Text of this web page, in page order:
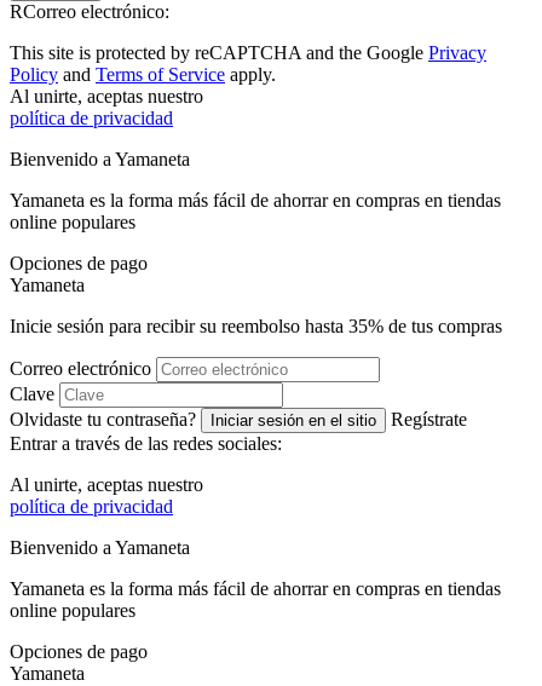
RCorreo electrónico:
This site is protected by reCAPTCHA and the Google Privacy
Policy and Terms of Service apply.
Al unirte, aceptas nuestro
política de privacidad
Bienvenido a Yamaneta
Yamaneta es la forma más fácil de ahorrar en compras en tiendas
online populares
Opciones de pago
Yamaneta
Inicie sesión para recibir su reembolso hasta 35% de tus compras
Correo electrónico
Clave
Olvidaste tu contraseña?
Iniciar sesión en el sitio
Regístrate
Entrar a través de las redes sociales:
Al unirte, aceptas nuestro
política de privacidad
Bienvenido a Yamaneta
Yamaneta es la forma más fácil de ahorrar en compras en tiendas
online populares
Opciones de pago
Yamaneta